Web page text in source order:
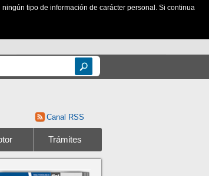
tipo de información de carácter personal. Si continua
Canal RSS
Trámites